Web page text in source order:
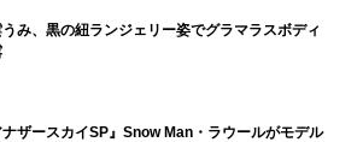
み、黒の紐ランジェリー姿でグラマラスボディ
ナザースカイSP』Snow Man・ラウールがモデル